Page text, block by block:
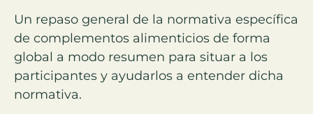
Un repaso general de la normativa específica
de complementos alimenticios de forma
global a modo resumen para situar a los
participantes y ayudarlos a entender dicha
normativa.